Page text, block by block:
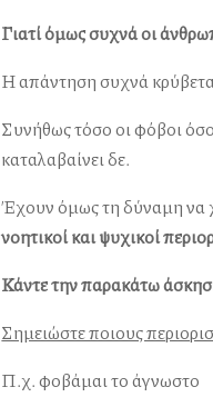
Γιατί όμως συχνά οι
Η απάντηση συχνά
Συνήθως τόσο οι φόβοι όσο
καταλαβαίνει δε.
Έχουν όμως τη δύναμη να
νοητικοί και ψυχικοί
Κάντε την παρακάτω
Σημειώστε ποιους
Π.χ. φοβάμαι το άγνωστο